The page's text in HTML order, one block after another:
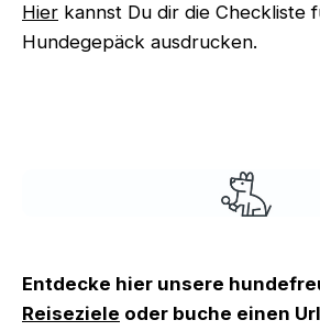
Hier kannst Du dir die Checkliste
Hundegepäck ausdrucken.
Entdecke hier unsere
Reiseziele oder buche einen